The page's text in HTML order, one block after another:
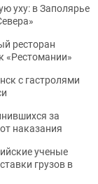
уху: в Заполярье
ресторан
«Рестомании»
с гастролями
за
наказания
ученые
грузов в